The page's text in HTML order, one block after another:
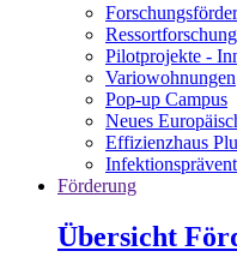
Ressortforschung
Pilotprojekte -
Variowohnungen
Pop-up Campus
Neues
Effizienzhaus
Förderung
Übersicht